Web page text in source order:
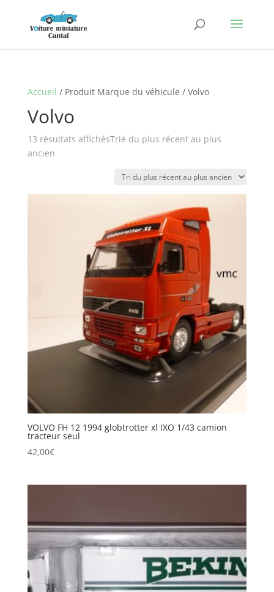
Accueil / Produit Marque du véhicule / Volvo
Volvo
13 résultats affichésTrié du plus récent au plus
ancien
VOLVO FH 12 1994 globtrotter xl IXO 1/43 camion
tracteur seul
42,00€